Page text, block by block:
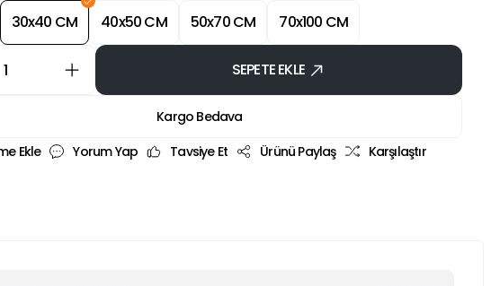
30x40 CM 40x50 CM 50x70 CM 70x100 CM
SEPETE EKLE
Kargo Bedava
Yorum Yap
Tavsiye Et Ürünü Paylaş Karşılaştır